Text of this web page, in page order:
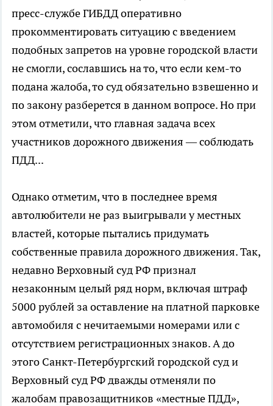
пресс-службе ГИБДД оперативно
прокомментировать ситуацию с введением
подобных запретов на уровне городской власти
не смогли, сославшись на то, что если кем-то
подана жалоба, то суд обязательно взвешенно и
по закону разберется в данном вопросе. Но при
этом отметили, что главная задача всех
участников дорожного движения — соблюдать
ПДД...
Однако отметим, что в последнее время
автолюбители не раз выигрывали у местных
властей, которые пытались придумать
собственные правила дорожного движения. Так,
недавно Верховный суд РФ признал
незаконным целый ряд норм, включая штраф
5000 рублей за оставление на платной парковке
автомобиля с нечитаемыми номерами или с
отсутствием регистрационных знаков. А до
этого Санкт-Петербургский городской суд и
Верховный суд РФ дважды отменяли по
жалобам правозащитников «местные ПДД»,